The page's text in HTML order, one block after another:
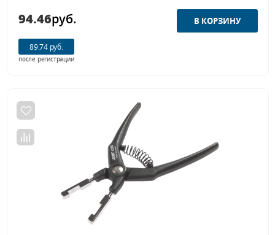
94.46руб.
89.74 руб.
после регистрации